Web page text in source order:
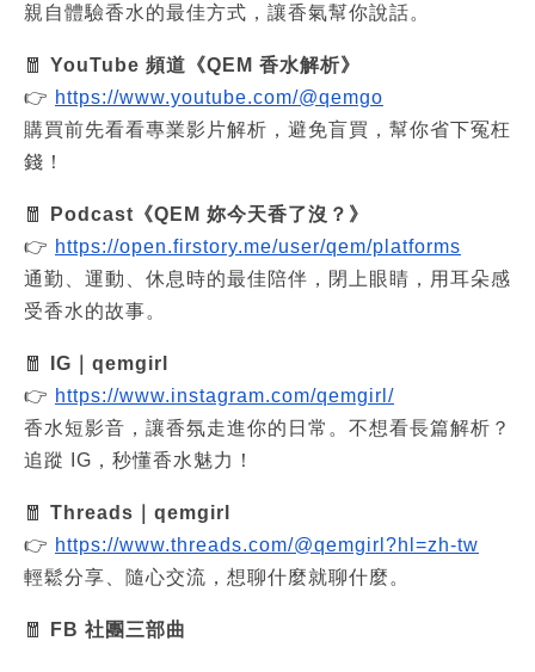
親自體驗香水的最佳方式，讓香氣幫你說話。
🧧 YouTube 頻道《QEM 香水解析》
👉 https://www.youtube.com/@qemgo
購買前先看看專業影片解析，避免盲買，幫你省下冤枉
錢！
🧧
Podcast《QEM 妳今天香了沒？》
👉 https://open.firstory.me/user/qem/platforms
通勤、運動、休息時的最佳陪伴，閉上眼睛，用耳朵感
受香水的故事。
🧧
IG｜qemgirl
👉 https://www.instagram.com/qemgirl/
香水短影音，讓香氛走進你的日常。不想看長篇解析？
追蹤 IG，秒懂香水魅力！
🧧 Threads｜qemgirl
👉 https://www.threads.com/@qemgirl?hl=zh-tw
輕鬆分享、隨心交流，想聊什麼就聊什麼。
🧧 FB 社團三部曲